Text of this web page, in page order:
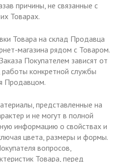
причины, не связанные с
Товарах.
Товара на склад Продавца
магазина рядом с Товаром.
Покупателем зависят от
работы конкретной службы
Продавцом.
представленные на
и не могут в полной
информацию о свойствах и
цвета, размеры и формы.
вопросов,
Товара, перед